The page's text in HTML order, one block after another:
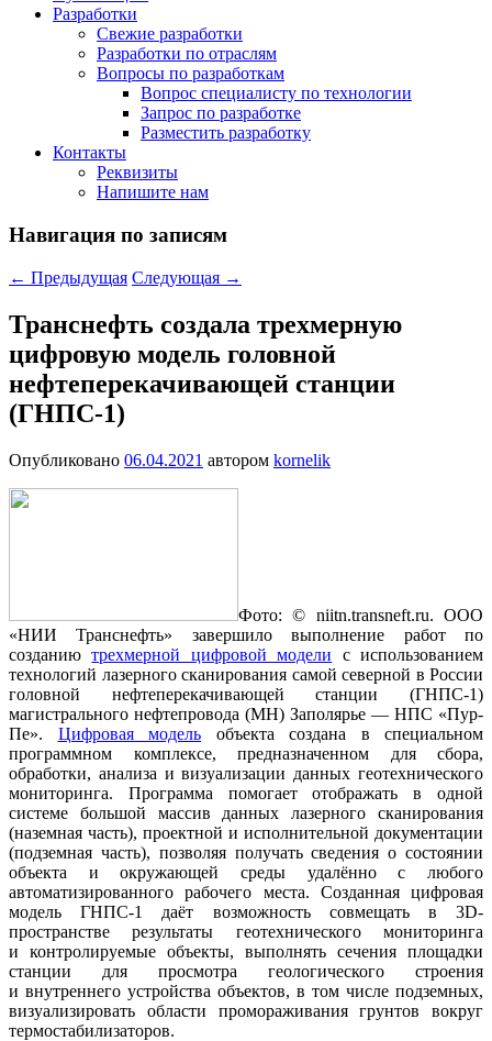
Разработки
Свежие разработки
Разработки по отраслям
Вопросы по разработкам
Вопрос специалисту по технологии
Запрос по разработке
Разместить разработку
Контакты
Реквизиты
Напишите нам
Навигация по записям
← Предыдущая Следующая →
Транснефть создала трехмерную
цифровую модель головной
нефтеперекачивающей станции
(ГНПС-1)
Опубликовано 06.04.2021 автором kornelik
Фото:© niitn.transneft.ru.ООО
«НИИ Транснефть» завершило выполнение работ по
созданиютрехмерной цифровой модели с использованием
технологий лазерного сканирования самой северной в России
головной нефтеперекачивающей станции (ГНПС-1)
магистрального нефтепровода (МН) Заполярье — НПС «Пур-
Пе». Цифровая модель объекта создана в специальном
программном комплексе, предназначенном для сбора,
обработки, анализа и визуализации данных геотехнического
мониторинга. Программа помогает отображать в одной
системе большой массив данных лазерного сканирования
(наземная часть), проектной и исполнительной документации
(подземная часть), позволяя получать сведения о состоянии
объекта и окружающей среды удалённо с любого
автоматизированного рабочего места. Созданная цифровая
модель ГНПС-1 даёт возможность совмещать в 3D-
пространстве результаты геотехнического мониторинга
и контролируемые объекты, выполнять сечения площадки
станции для просмотра геологического строения
и внутреннего устройства объектов, в том числе подземных,
визуализировать области промораживания грунтов вокруг
термостабилизаторов.